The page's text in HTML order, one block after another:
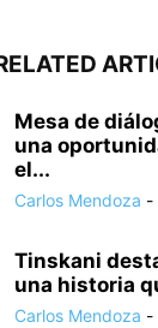
Mesa de
una
el...
Carlos Mendoza -
Tinskani
una historia
Carlos Mendoza -